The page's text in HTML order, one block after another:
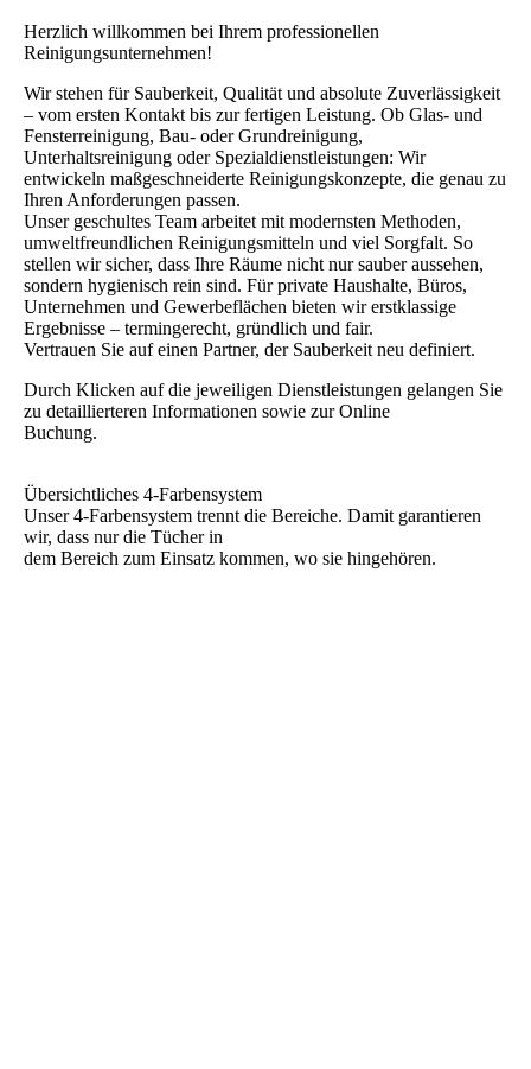
Herzlich willkommen bei Ihrem professionellen
Reinigungsunternehmen!
Wir stehen für Sauberkeit, Qualität und absolute Zuverlässigkeit
– vom ersten Kontakt bis zur fertigen Leistung. Ob Glas- und
Fensterreinigung, Bau- oder Grundreinigung,
Unterhaltsreinigung oder Spezialdienstleistungen: Wir
entwickeln maßgeschneiderte Reinigungskonzepte, die genau zu
Ihren Anforderungen passen.
Unser geschultes Team arbeitet mit modernsten Methoden,
umweltfreundlichen Reinigungsmitteln und viel Sorgfalt. So
stellen wir sicher, dass Ihre Räume nicht nur sauber aussehen,
sondern hygienisch rein sind. Für private Haushalte, Büros,
Unternehmen und Gewerbeflächen bieten wir erstklassige
Ergebnisse – termingerecht, gründlich und fair.
Vertrauen Sie auf einen Partner, der Sauberkeit neu definiert.
Durch Klicken auf die jeweiligen Dienstleistungen gelangen Sie
zu detaillierteren Informationen sowie zur Online
Buchung.
Übersichtliches 4-Farbensystem
Unser 4-Farbensystem trennt die Bereiche. Damit garantieren
wir, dass nur die Tücher in
dem Bereich zum Einsatz kommen, wo sie hingehören.